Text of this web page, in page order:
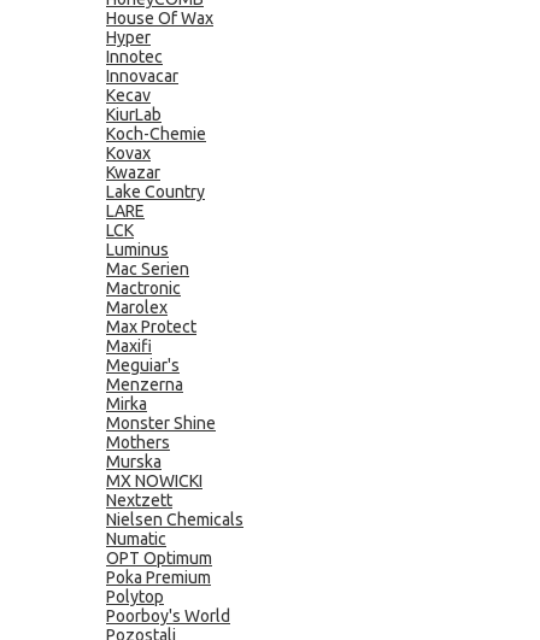
House Of Wax
Hyper
Innotec
Innovacar
Kecav
KiurLab
Koch-Chemie
Kovax
Kwazar
Lake Country
LARE
LCK
Luminus
Mac Serien
Mactronic
Marolex
Max Protect
Maxifi
Meguiar's
Menzerna
Mirka
Monster Shine
Mothers
Murska
MX NOWICKI
Nextzett
Nielsen Chemicals
Numatic
OPT Optimum
Poka Premium
Polytop
Poorboy's World
Pozostali